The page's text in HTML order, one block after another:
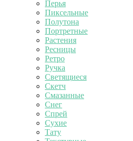
Перья
Пиксельные
Полутона
Портретные
Растения
Ресницы
Ретро
Ручка
Светящиеся
Скетч
Смазанные
Снег
Спрей
Сухие
Тату